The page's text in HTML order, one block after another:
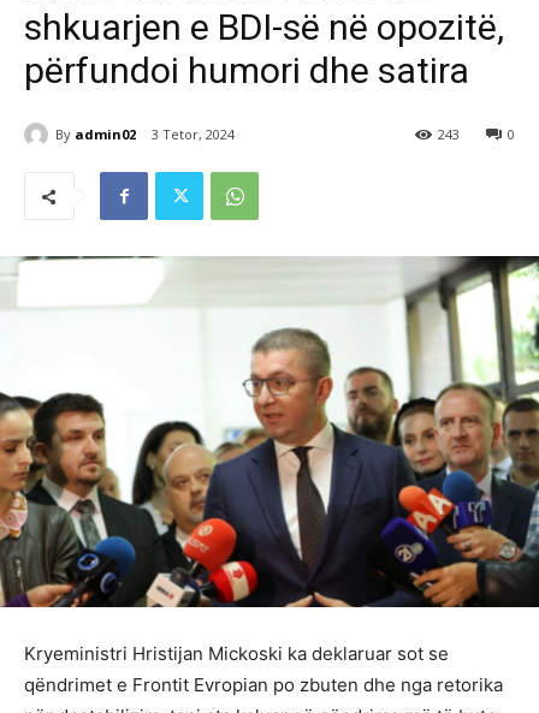
shkuarjen e BDI-së në opozitë,
përfundoi humori dhe satira
By admin02 3 Tetor, 2024 0
243
Kryeministri Hristijan Mickoski ka deklaruar sot se
qëndrimet e Frontit Evropian po zbuten dhe nga retorika